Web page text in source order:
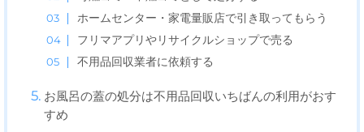
ホームセンター・家電量販店で引き取ってもらう
フリマアプリやリサイクルショップで売る
不用品回収業者に依頼する
お風呂の蓋の処分は不用品回収いちばんの利用がおす
すめ